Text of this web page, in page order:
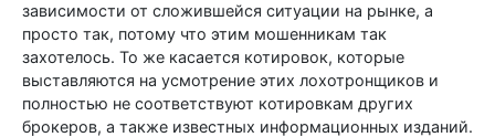
зависимости от сложившейся ситуации на рынке, а
просто так, потому что этим мошенникам так
захотелось. То же касается котировок, которые
выставляются на усмотрение этих лохотронщиков и
полностью не соответствуют котировкам других
брокеров, а также известных информационных изданий.